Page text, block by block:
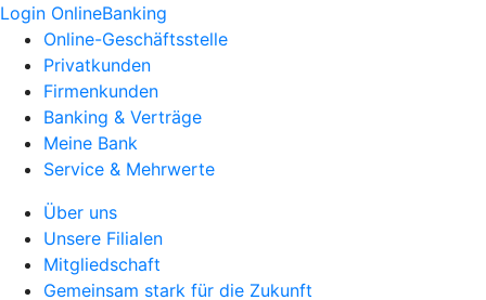
Login OnlineBanking
Online-Geschäftsstelle
Privatkunden
Firmenkunden
Banking & Verträge
Meine Bank
Service & Mehrwerte
Über uns
Unsere Filialen
Mitgliedschaft
Gemeinsam stark für die Zukunft